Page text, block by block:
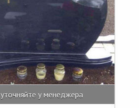
уточняйте у менеджера